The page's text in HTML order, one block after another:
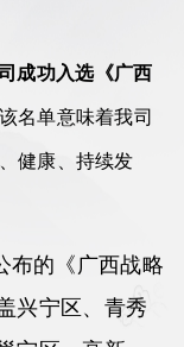
成功入选《广西
名单意味着我司
健康、持续发
布的《广西战略
兴宁区、青秀